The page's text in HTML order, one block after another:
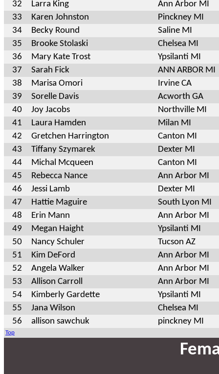
32 Larra King
Ann Arbor MI
33
Karen Johnston
Pinckney MI
34
Becky Round
Saline MI
35
Brooke Stolaski
Chelsea MI
36
Mary Kate Trost
Ypsilanti MI
37
Sarah Fick
ANN ARBOR MI
38
Marisa Omori
Irvine CA
39
Sorelle Davis
Acworth GA
40
Joy Jacobs
Northville MI
41
Laura Hamden
Milan MI
42
Gretchen Harrington
Canton MI
43
Tiffany Szymarek
Dexter MI
44
Michal Mcqueen
Canton MI
45
Rebecca Nance
Ann Arbor MI
46
Jessi Lamb
Dexter MI
47
Hattie Maguire
South Lyon MI
48
Erin Mann
Ann Arbor MI
49
Megan Haight
Ypsilanti MI
50
Nancy Schuler
Tucson AZ
51
Kim DeFord
Ann Arbor MI
52
Angela Walker
Ann Arbor MI
53
Allison Carroll
Ann Arbor MI
54
Kimberly Gardette
Ypsilanti MI
55
Jana Wilson
Chelsea MI
56
allison sawchuk pinckney MI
Top